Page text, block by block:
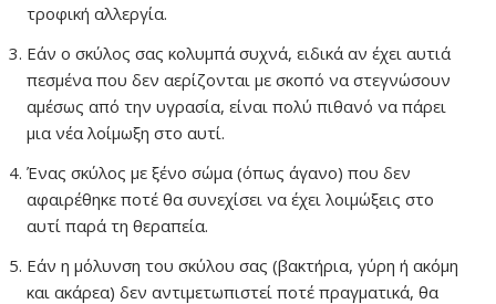
τροφική αλλεργία.
Εάν ο σκύλος σας κολυμπά συχνά, ειδικά αν έχει αυτιά
πεσμένα που δεν αερίζονται με σκοπό να στεγνώσουν
αμέσως από την υγρασία, είναι πολύ πιθανό να πάρει
μια νέα λοίμωξη στο αυτί.
Ένας σκύλος με ξένο σώμα (όπως άγανο) που δεν
αφαιρέθηκε ποτέ θα συνεχίσει να έχει λοιμώξεις στο
αυτί παρά τη θεραπεία.
Εάν η μόλυνση του σκύλου σας (βακτήρια, γύρη ή ακόμη
και ακάρεα) δεν αντιμετωπιστεί ποτέ πραγματικά, θα